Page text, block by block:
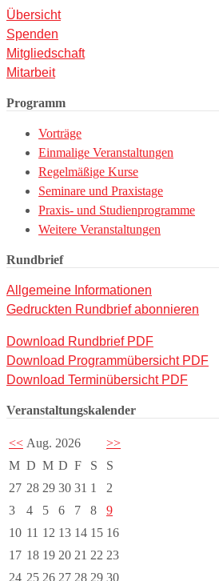
Übersicht
Spenden
Mitgliedschaft
Mitarbeit
Programm
Vorträge
Einmalige Veranstaltungen
Regelmäßige Kurse
Seminare und Praxistage
Praxis- und Studienprogramme
Weitere Veranstaltungen
Rundbrief
Allgemeine Informationen
Gedruckten Rundbrief abonnieren
Download Rundbrief PDF
Download Programmübersicht PDF
Download Terminübersicht PDF
Veranstaltungskalender
<< Aug. 2026
>>
M D M D F S
S
27 28 29 30 31 1
2
3
4 5 6 7 8
9
10 11 12 13 14 15 16
17 18 19 20 21 22 23
24 25 26 27 28 29 30